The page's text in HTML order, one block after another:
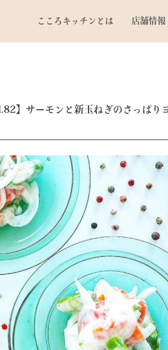
こころキッチンとは 店舗情報
】サーモンと新玉ねぎのさっぱり